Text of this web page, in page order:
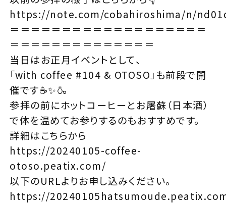
https://note.com/cobahiroshima/n/
＝＝＝＝＝＝＝＝＝＝＝＝＝＝＝＝＝＝＝
＝＝＝＝＝＝＝＝＝＝＝＝＝＝
当日はお正月イベントとして、
「with coffee #104 & OTOSO」も前段で開
催です☕✨🍶
参拝の前にホットコーヒーとお屠蘇（日本酒）
で体を温めてお参りするのもおすすめです。
詳細はこちらから
https://20240105-coffee-
otoso.peatix.com/
以下のURLよりお申し込みください。
https://